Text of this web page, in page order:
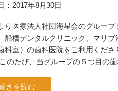
：2017年8月30日
り医療法人社団海星会のグループ
船橋デンタルクリニック、マリ
科室）の歯科医院をご利用くださ
のたび、当グループの５つ目の
きを読む